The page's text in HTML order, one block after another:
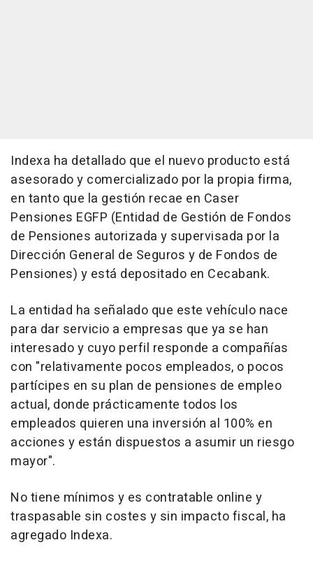
Indexa ha detallado que el nuevo producto está
asesorado y comercializado por la propia firma,
en tanto que la gestión recae en Caser
Pensiones EGFP (Entidad de Gestión de Fondos
de Pensiones autorizada y supervisada por la
Dirección General de Seguros y de Fondos de
Pensiones) y está depositado en Cecabank.
La entidad ha señalado que este vehículo nace
para dar servicio a empresas que ya se han
interesado y cuyo perfil responde a compañías
con "relativamente pocos empleados, o pocos
partícipes en su plan de pensiones de empleo
actual, donde prácticamente todos los
empleados quieren una inversión al 100% en
acciones y están dispuestos a asumir un riesgo
mayor".
No tiene mínimos y es contratable online y
traspasable sin costes y sin impacto fiscal, ha
agregado Indexa.